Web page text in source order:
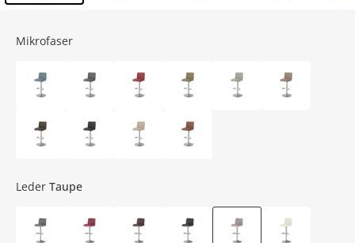
Mikrofaser
Leder Taupe